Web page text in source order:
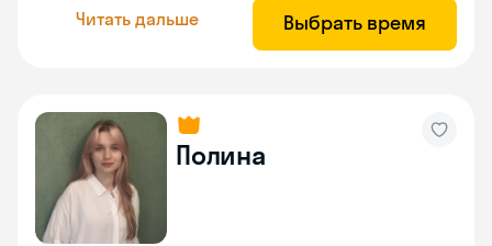
Читать дальше Выбрать время
Полина